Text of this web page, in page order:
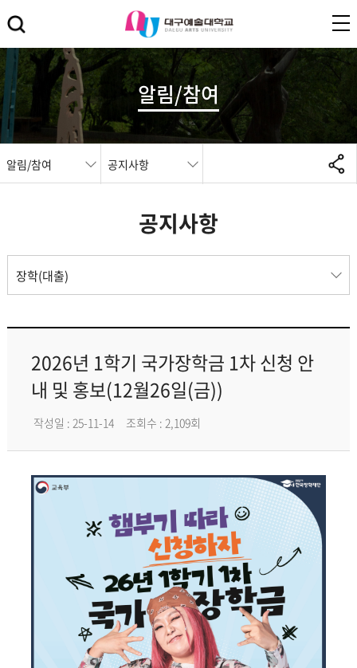
알림/참여
알림/참여 공지사항
공지사항
장학(대출)
2026년 1학기 국가장학금 1차 신청 안
내 및 홍보(12월26일(금))
작성일 : 25-11-14 조회수 : 2,109회